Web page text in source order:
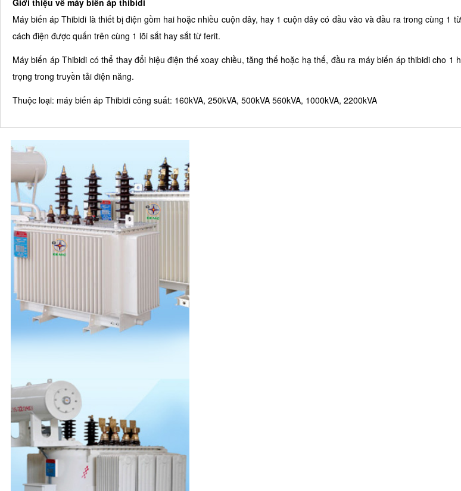
Giới thiệu về máy biến áp thibidi
Máy biến áp Thibidi là thiết bị điện gồm hai hoặc nhiều cuộn dây, hay 1 cuộn dây có đầu vào và đầu ra trong cùng
cách điện được quấn trên cùng 1 lõi sắt hay sắt từ ferit.
Máy biến áp Thibidi có thể thay đổi hiệu điện thế xoay chiều, tăng thế hoặc hạ thế, đầu ra máy biến áp thibidi cho
trọng trong truyền tải điện năng.
Thuộc loại: máy biến áp Thibidi công suất: 160kVA, 250kVA, 500kVA 560kVA, 1000kVA, 2200kVA